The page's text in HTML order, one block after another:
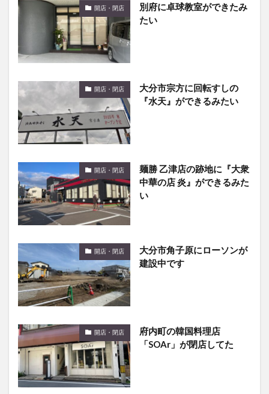
開店・閉店
別府に卓球教室ができたみ
たい
開店・閉店
大分市宗方に回転すしの
『水天』ができるみたい
開店・閉店
麺勝 乙津店の跡地に『大衆
中華の店 炎』ができるみた
い
開店・閉店
大分市角子原にローソンが
建設中です
開店・閉店
府内町の韓国料理店
「SOAr」が閉店してた